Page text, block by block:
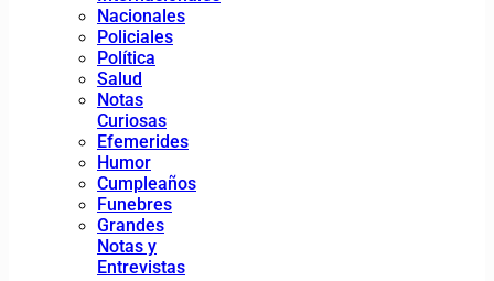
Nacionales
Policiales
Política
Salud
Notas
Curiosas
Efemerides
Humor
Cumpleaños
Funebres
Grandes
Notas y
Entrevistas